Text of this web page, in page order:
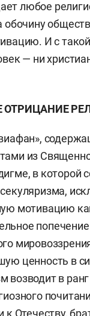
любое
обочину
И с
— ни
ОТРИЦАНИЕ
из
в которой
мотивацию
ценность в
возводит в
Отечеству,